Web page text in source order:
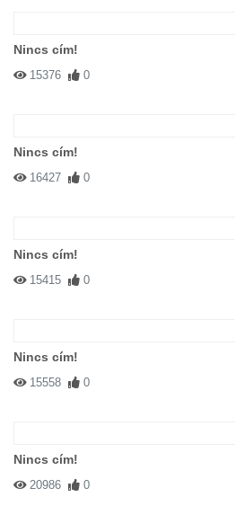
Nincs cím!
15376 0
Nincs cím!
16427 0
Nincs cím!
15415 0
Nincs cím!
15558 0
Nincs cím!
20986 0